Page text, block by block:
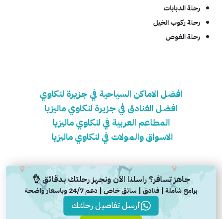
رحلة الدبابات
رحلة ركوب الخيل
رحلة الغوص
افضل الاماكن السياحية في جزيرة لنكاوي
افضل الفنادق في جزيرة لنكاوي ماليزيا
المطاعم العربية في لنكاوي ماليزيا
الاسواق والمولات في لنكاوي ماليزيا
جاهز تسافر؟ راسلنا الآن ونجهز رحلتك بدقائق 👌
برامج شاملة | فنادق | سائق خاص | دعم 24/7 وباسعار واضحة
أرسل تفاصيل رحلتك